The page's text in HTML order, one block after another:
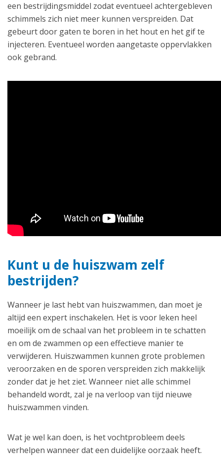
een bestrijdingsmiddel zodat eventueel achtergebleven
schimmels zich niet meer kunnen verspreiden. Dat
gebeurt door gaten te boren in het hout en het gif te
injecteren. Eventueel worden aangetaste oppervlakken
ook gebrand.
Kunt u de huiszwam zelf
bestrijden?
Wanneer je last hebt van huiszwammen, dan moet je
altijd een expert inschakelen. Het is voor leken heel
moeilijk om de schaal van het probleem in te schatten
en om de zwammen op een effectieve manier te
verwijderen. Huiszwammen kunnen grote problemen
veroorzaken en de sporen verspreiden zich makkelijk
zonder dat je het ziet. Wanneer niet alle schimmel
behandeld wordt, zal je na verloop van tijd nieuwe
huiszwammen vinden.
Wat je wel kan doen, is het vochtprobleem deels
verhelpen wanneer dat een duidelijke oorzaak heeft.